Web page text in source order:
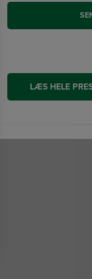
LÆS HELE